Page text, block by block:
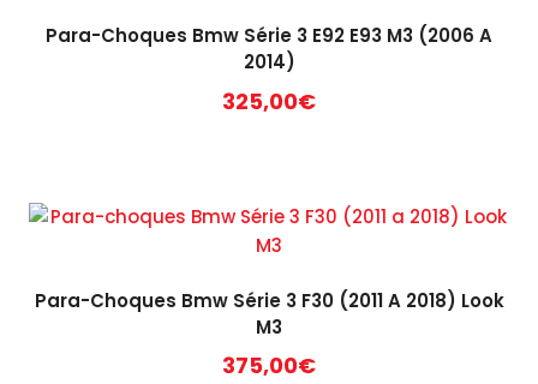
Para-Choques Bmw Série 3 E92 E93 M3 (2006 A
2014)
325,00€
Para-Choques Bmw Série 3 F30 (2011 A 2018) Look
M3
375,00€